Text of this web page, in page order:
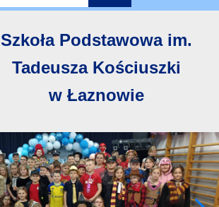
Szkoła Podstawowa im.
Tadeusza Kościuszki
w Łaznowie